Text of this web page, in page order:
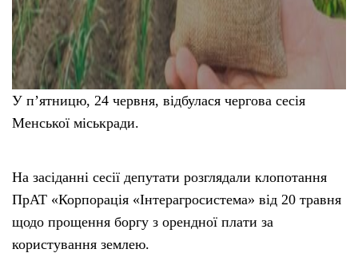
У п’ятницю, 24 червня, відбулася чергова сесія
Менської міськради.
На засіданні сесії депутати розглядали клопотання
ПрАТ «Корпорація «Інтерагросистема» від 20 травня
щодо прощення боргу з орендної плати за
користування землею.